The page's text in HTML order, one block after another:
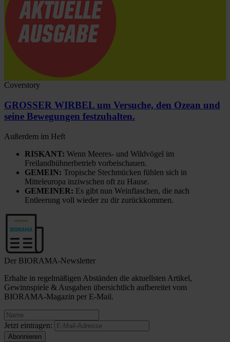
Coverstory
GROSSER WIRBEL um Versuche, den Ozean und
seine Bewegungen festzuhalten.
Außerdem im Heft
RISKANT: Wenn Meeres- und Wildvögel im
Freilandhühnerbetrieb vorbeischauen.
GEMEIN: Tropische Stechmücken fühlen sich in
Mitteleuropa inziwschen oft zu Hause.
GEMEINER: Es gibt nun Weinflaschen, die nach
Entleerung voll wieder zu dir zurückkommen.
Der BIORAMA-Newsletter
Erhalte in regelmäßigen Abständen die aktuellsten Artikel,
Gewinnspiele & Ausgaben übersichtlich aufbereitet vom
BIORAMA-Magazin per E-Mail.
Jetzt eintragen: